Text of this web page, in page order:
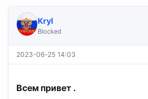
Kryl
Blocked
2023-06-25 14:03
Всем привет .​